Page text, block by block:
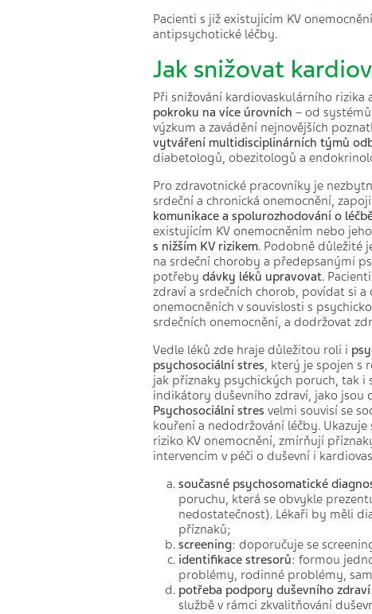
Pacienti s již existujícím KV
antipsychotické léčby.
Jak snižovat
Při snižování kardiovaskulárního
pokroku na více úrovních – od
výzkum a zavádění nejnovějších
vytváření multidisciplinárních týmů
diabetologů, obezitologů a
Pro zdravotnické pracovníky je
srdeční a chronická onemocnění,
komunikace a spolurozhodování o
existujícím KV onemocněním nebo
s nižším KV rizikem. Podobně důležité
na srdeční choroby a předepsanými
potřeby dávky léků upravovat.
zdraví a srdečních chorob, povídat si
onemocněních v souvislosti s
srdečních onemocnění, a dodržovat
Vedle léků zde hraje důležitou roli i
psychosociální stres, který je spojen s
jak příznaky psychických poruch, tak
indikátory duševního zdraví, jako jsou
Psychosociální stres velmi souvisí se
kouření a nedodržování léčby. Ukazuje
riziko KV onemocnění, zmírňují
intervencím v péči o duševní i
současné psychosomatické
poruchu, která se obvykle
nedostatečnost). Lékaři by měli
příznaků;
screening: doporučuje se
identifikace stresorů: formou
problémy, rodinné problémy,
potřeba podpory duševního zdraví
službě v rámci zkvalitňování